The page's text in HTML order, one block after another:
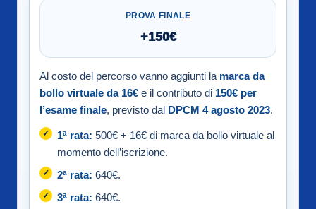
PROVA FINALE
+150€
Al costo del percorso vanno aggiunti la marca da
bollo virtuale da 16€ e il contributo di 150€ per
l’esame finale, previsto dal DPCM 4 agosto 2023.
1ª rata: 500€ + 16€ di marca da bollo virtuale al
momento dell’iscrizione.
2ª rata: 640€.
3ª rata: 640€.